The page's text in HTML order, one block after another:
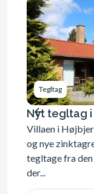
Tegltag
Nyt tegltag i
Villaen i
og nye
tegltage fra
der...